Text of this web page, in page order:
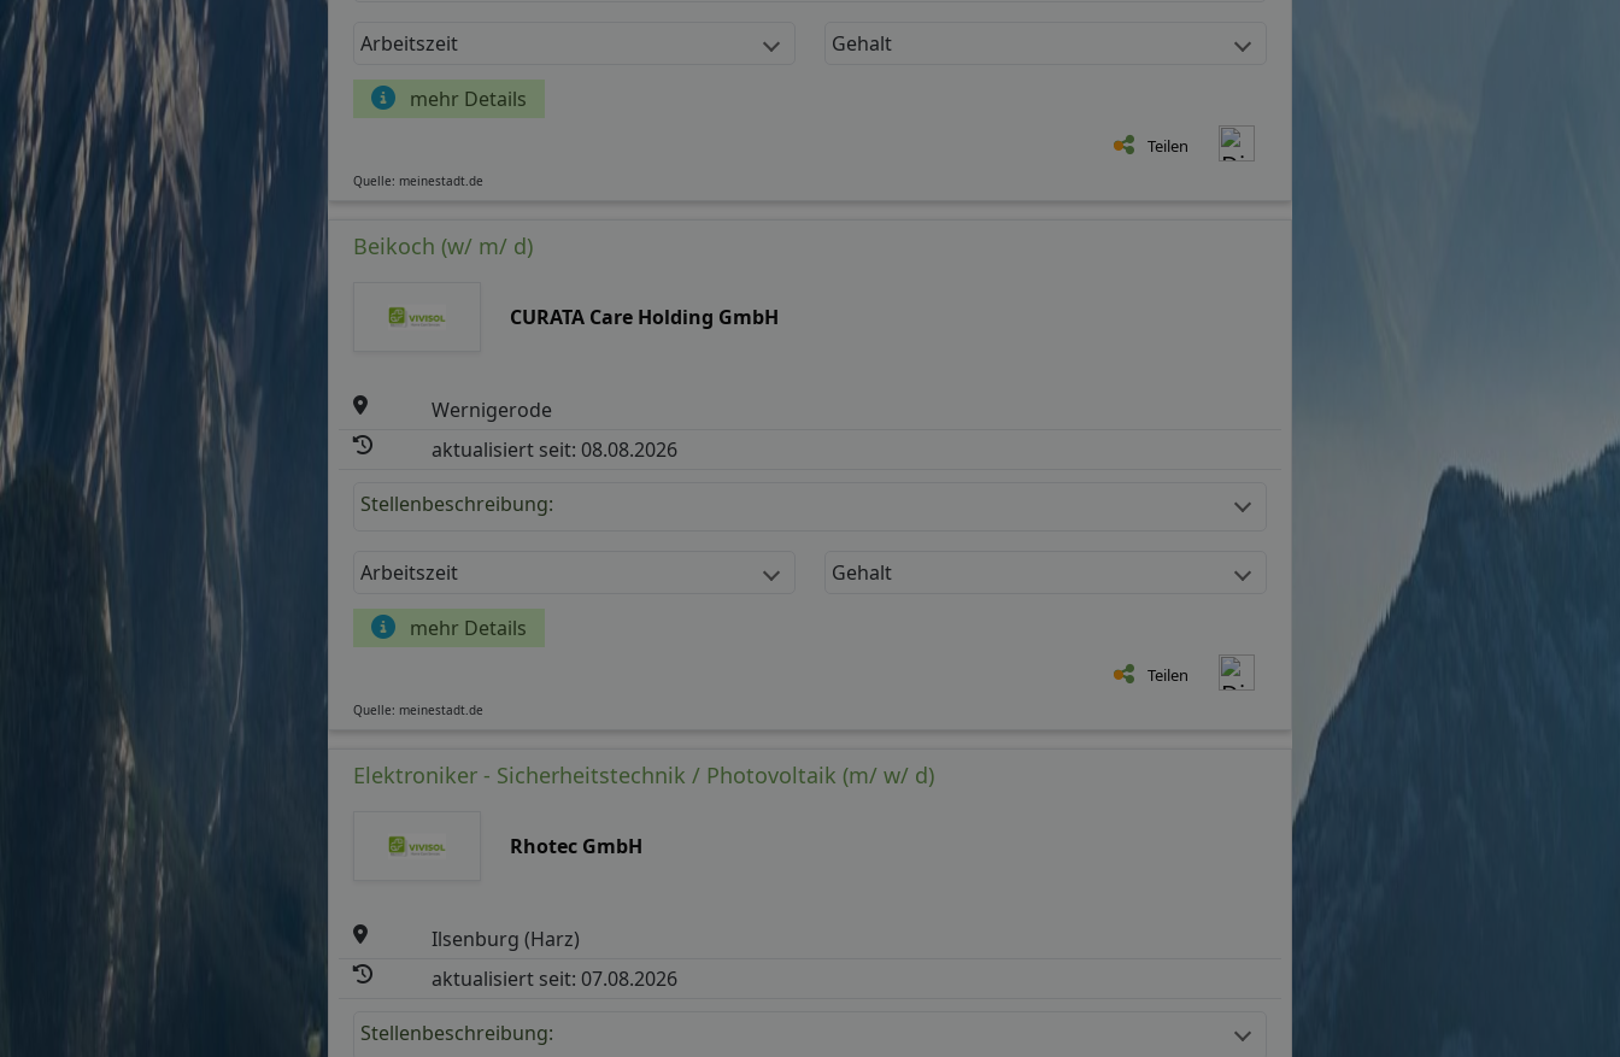
Arbeitszeit Gehalt
mehr Details
Teilen
Quelle: meinestadt.de
Beikoch (w/ m/ d)
CURATA Care Holding GmbH
Wernigerode
aktualisiert seit: 08.08.2026
Stellenbeschreibung:
Arbeitszeit Gehalt
mehr Details
Teilen
Quelle: meinestadt.de
Elektroniker - Sicherheitstechnik / Photovoltaik (m/ w/ d)
Rhotec GmbH
Ilsenburg (Harz)
aktualisiert seit: 07.08.2026
Stellenbeschreibung: